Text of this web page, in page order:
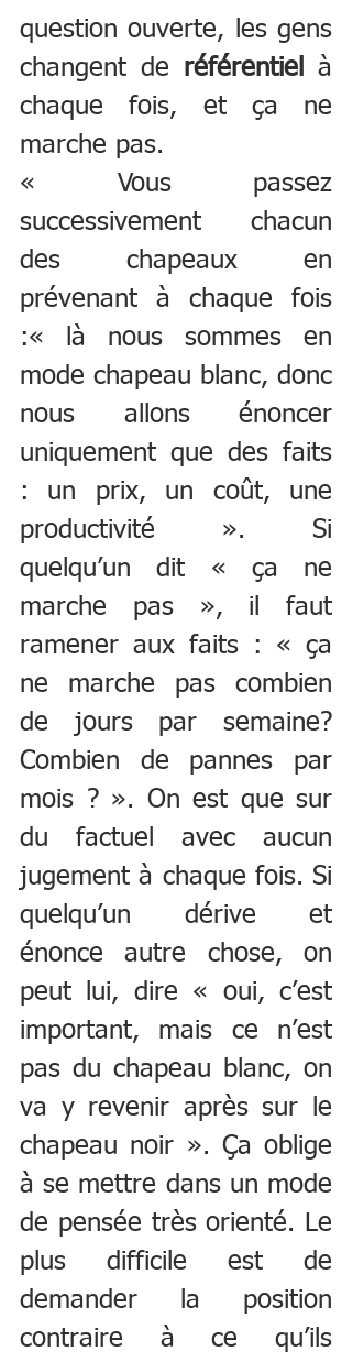
question ouverte, les gens
changent de référentiel
à
chaque fois, et ça ne
marche pas.
« Vous passez
successivement chacun
des chapeaux en
prévenant à chaque fois
:« là nous sommes en
mode chapeau blanc, donc
nous allons énoncer
uniquement que des faits
: un prix, un coût, une
productivité ». Si
quelqu’un dit « ça ne
marche pas », il faut
ramener aux faits : « ça
ne marche pas combien
de jours par semaine?
Combien de pannes par
mois ? ». On est que sur
du factuel avec aucun
jugement à chaque fois. Si
quelqu’un dérive et
énonce autre chose, on
peut lui, dire « oui, c’est
important, mais ce n’est
pas du chapeau blanc, on
va y revenir après sur le
chapeau noir ». Ça oblige
à se mettre dans un mode
de pensée très orienté. Le
plus difficile est de
demander la position
contraire à ce qu’ils